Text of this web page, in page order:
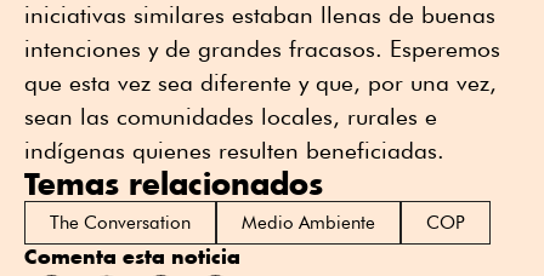
iniciativas similares estaban llenas de buenas
intenciones y de grandes fracasos. Esperemos
que esta vez sea diferente y que, por una vez,
sean las comunidades locales, rurales e
indígenas quienes resulten beneficiadas.
Temas relacionados
The Conversation Medio Ambiente COP
Comenta esta noticia